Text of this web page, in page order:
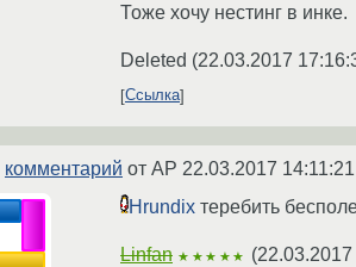
Тоже хочу нестинг в инке.
Deleted (22.03.2017
Ссылка
комментарий от AP 22.03.2017
Hrundix теребить
Linfan ★★★★★ (